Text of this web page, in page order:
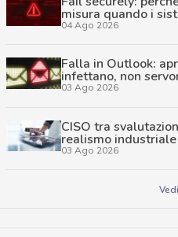
misura quando i
04 Ago 2026
Falla in Outlook:
infettano, non
03 Ago 2026
CISO tra
realismo industriale
03 Ago 2026